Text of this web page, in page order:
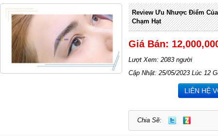
Review Ưu Nhược Điểm
Chạm Hạt
Giá Bán:
Lượt Xem: 2083 người
Cập Nhật: 25/05/2023 Lúc 12
LIÊN HỆ
Chia Sẽ: